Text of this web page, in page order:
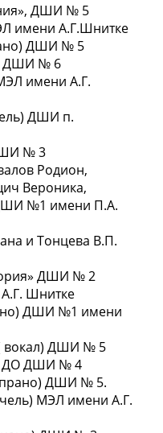
ДШИ № 5
имени А.Г.Шнитке
ДШИ № 5
ДШИ № 6
имени А.Г.
ДШИ п.
№ 3
Родион,
Вероника,
№1 имени П.А.
и Тонцева В.П.
ДШИ № 2
Шнитке
ДШИ №1 имени
вокал) ДШИ № 5
ДО ДШИ № 4
ДШИ № 5.
МЭЛ имени А.Г.